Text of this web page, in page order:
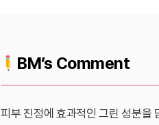
BM’s Comment
피부 진정에 효과적인 그린 성분을